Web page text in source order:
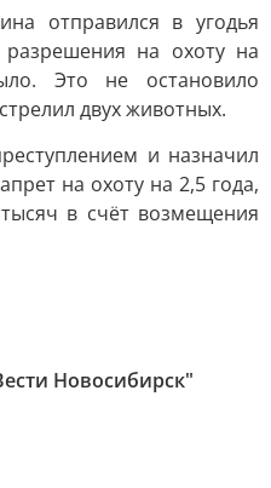
отправился в угодья
на охоту на
Это не остановило
двух животных.
и назначил
на охоту на 2,5 года,
в счёт возмещения
Новосибирск"